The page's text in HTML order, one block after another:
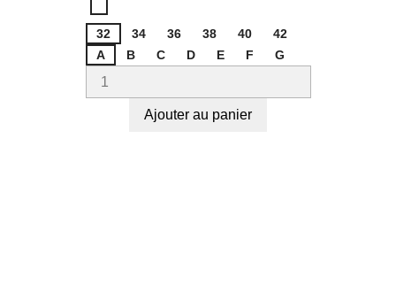
Rose
Melange
778
32 34 36 38 40
42
A
B C D E F G
Ajouter au panier